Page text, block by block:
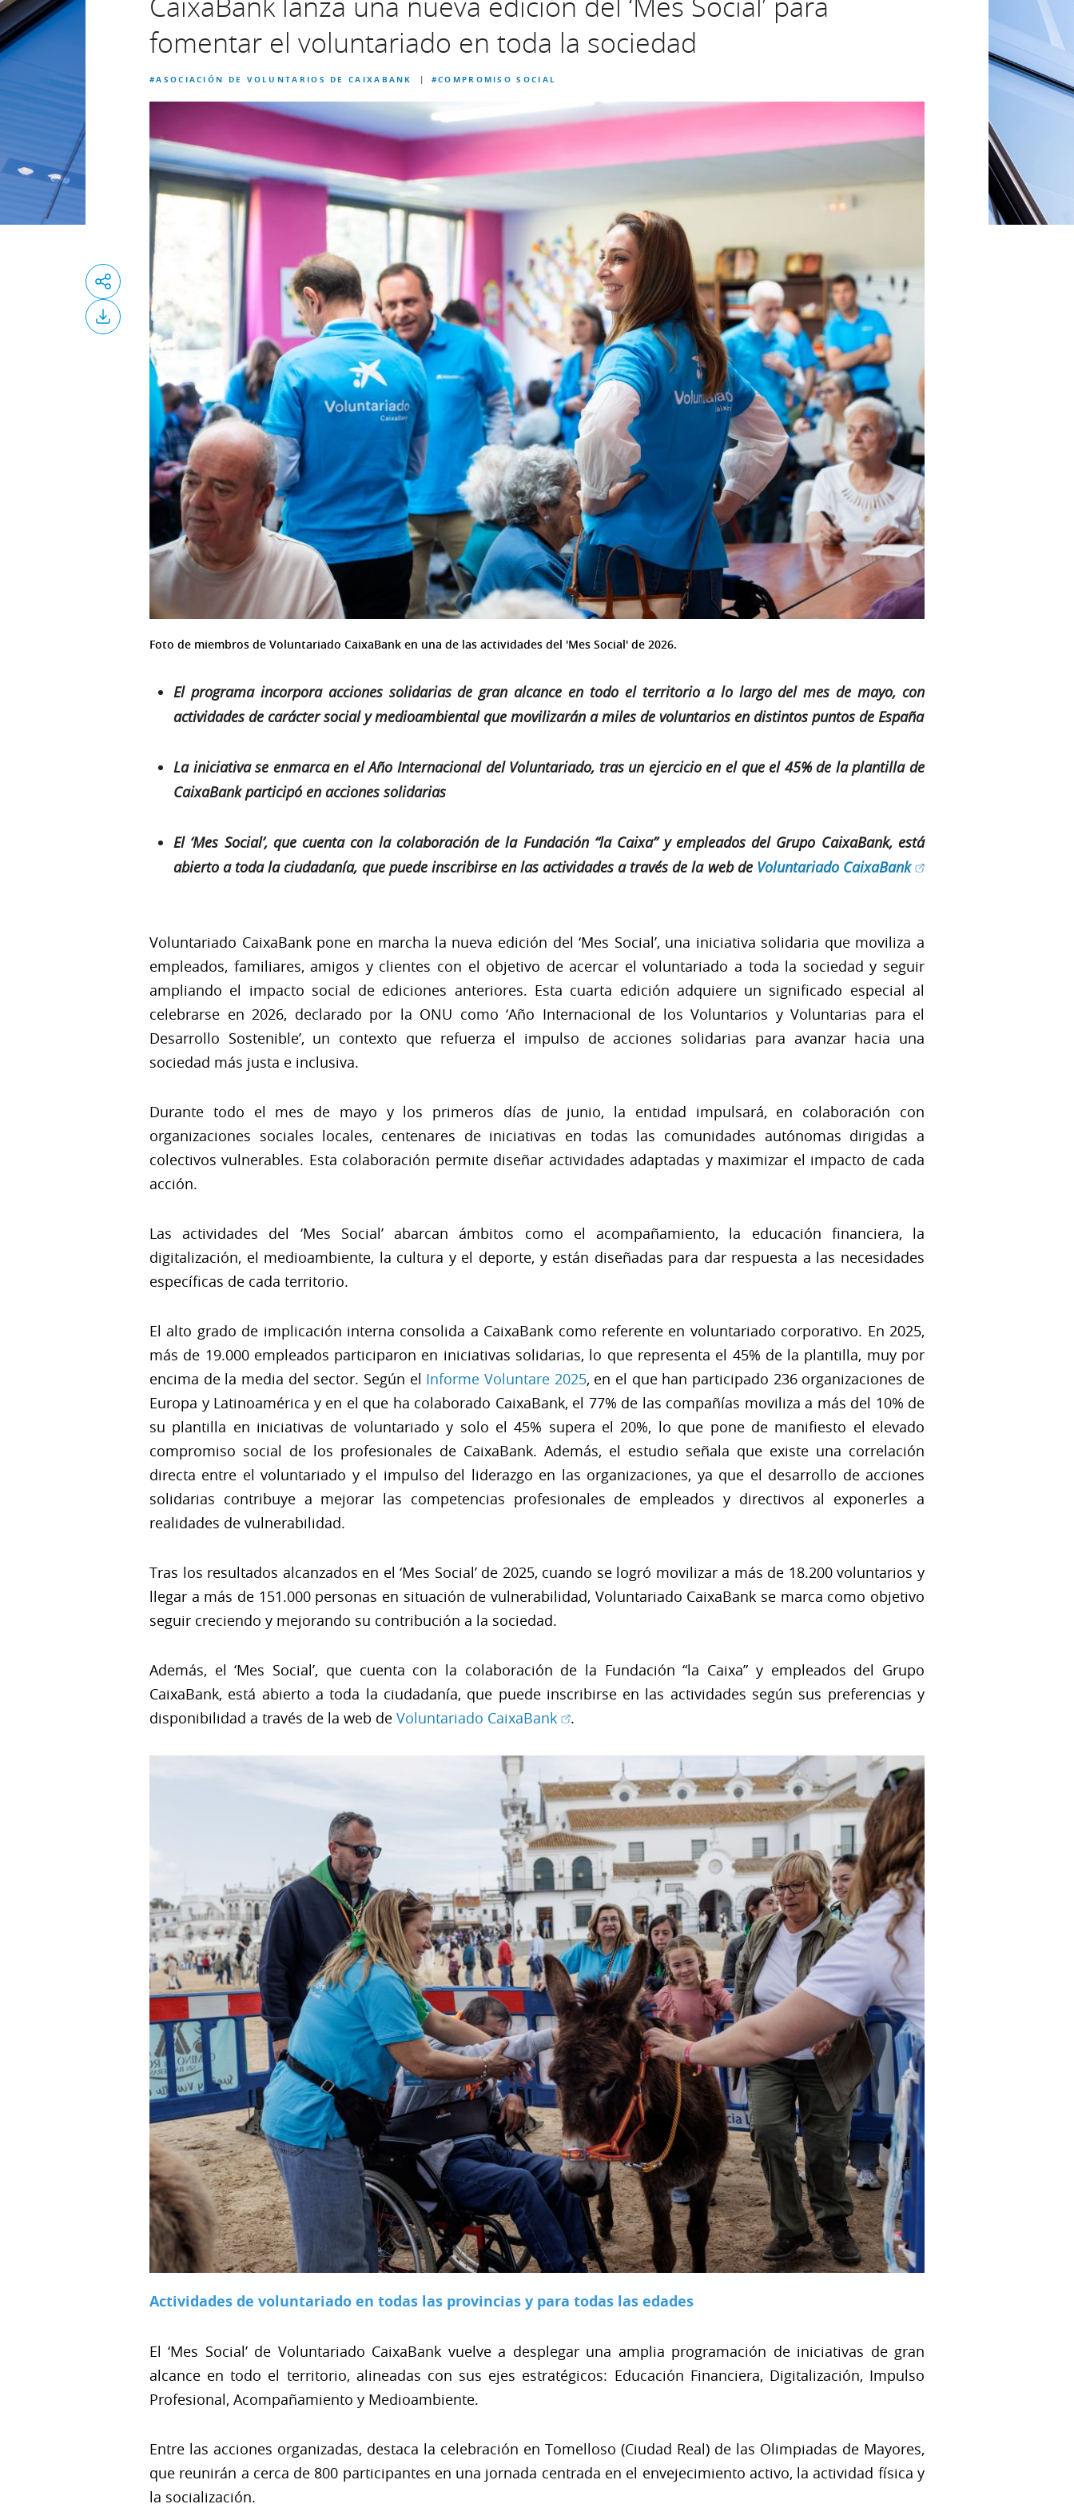
fomentar el voluntariado en toda la sociedad
#ASOCIACIÓN DE VOLUNTARIOS DE CAIXABANK #COMPROMISO SOCIAL
Foto de miembros de Voluntariado CaixaBank en una de las actividades del 'Mes Social' de 2026.
El programa incorpora acciones solidarias de gran alcance en todo el territorio a lo largo del mes de mayo, con
actividades de carácter social y medioambiental que movilizarán a miles de voluntarios en distintos puntos de España
La iniciativa se enmarca en el Año Internacional del Voluntariado, tras un ejercicio en el que el 45% de la plantilla de
CaixaBank participó en acciones solidarias
El ‘Mes Social’, que cuenta con la colaboración de la Fundación “la Caixa” y empleados del Grupo CaixaBank, está
abierto a toda la ciudadanía, que puede inscribirse en las actividades a través de la web de Voluntariado CaixaBank(Abrir en ventana nueva)
Voluntariado CaixaBank pone en marcha la nueva edición del ‘Mes Social’, una iniciativa solidaria que moviliza a
empleados, familiares, amigos y clientes con el objetivo de acercar el voluntariado a toda la sociedad y seguir
ampliando el impacto social de ediciones anteriores. Esta cuarta edición adquiere un significado especial al
celebrarse en 2026, declarado por la ONU como ‘Año Internacional de los Voluntarios y Voluntarias para el
Desarrollo Sostenible’, un contexto que refuerza el impulso de acciones solidarias para avanzar hacia una
sociedad más justa e inclusiva.
Durante todo el mes de mayo y los primeros días de junio, la entidad impulsará, en colaboración con
organizaciones sociales locales, centenares de iniciativas en todas las comunidades autónomas dirigidas a
colectivos vulnerables. Esta colaboración permite diseñar actividades adaptadas y maximizar el impacto de cada
acción.
Las actividades del ‘Mes Social’ abarcan ámbitos como el acompañamiento, la educación financiera, la
digitalización, el medioambiente, la cultura y el deporte, y están diseñadas para dar respuesta a las necesidades
específicas de cada territorio.
El alto grado de implicación interna consolida a CaixaBank como referente en voluntariado corporativo. En 2025,
más de 19.000 empleados participaron en iniciativas solidarias, lo que representa el 45% de la plantilla, muy por
encima de la media del sector. Según el Informe Voluntare 2025, en el que han participado 236 organizaciones de
Europa y Latinoamérica y en el que ha colaborado CaixaBank, el 77% de las compañías moviliza a más del 10% de
su plantilla en iniciativas de voluntariado y solo el 45% supera el 20%, lo que pone de manifiesto el elevado
compromiso social de los profesionales de CaixaBank. Además, el estudio señala que existe una correlación
directa entre el voluntariado y el impulso del liderazgo en las organizaciones, ya que el desarrollo de acciones
solidarias contribuye a mejorar las competencias profesionales de empleados y directivos al exponerles a
realidades de vulnerabilidad.
Tras los resultados alcanzados en el ‘Mes Social’ de 2025, cuando se logró movilizar a más de 18.200 voluntarios y
llegar a más de 151.000 personas en situación de vulnerabilidad, Voluntariado CaixaBank se marca como objetivo
seguir creciendo y mejorando su contribución a la sociedad.
Además, el ‘Mes Social’, que cuenta con la colaboración de la Fundación “la Caixa” y empleados del Grupo
CaixaBank, está abierto a toda la ciudadanía, que puede inscribirse en las actividades según sus preferencias y
disponibilidad a través de la web de Voluntariado CaixaBank (Abrir en ventana nueva)
.
Actividades de voluntariado en todas las provincias y para todas las edades
El ‘Mes Social’ de Voluntariado CaixaBank vuelve a desplegar una amplia programación de iniciativas de gran
alcance en todo el territorio, alineadas con sus ejes estratégicos: Educación Financiera, Digitalización, Impulso
Profesional, Acompañamiento y Medioambiente.
Entre las acciones organizadas, destaca la celebración en Tomelloso (Ciudad Real) de las Olimpiadas de Mayores,
que reunirán a cerca de 800 participantes en una jornada centrada en el envejecimiento activo, la actividad física y
la socialización.